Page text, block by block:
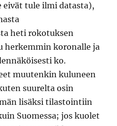
tule ilmi datasta),
heti rokotuksen
herkemmin koronalle ja
ko.
muutenkin kuluneen
suurelta osin
lisäksi tilastointiin
Suomessa; jos kuolet